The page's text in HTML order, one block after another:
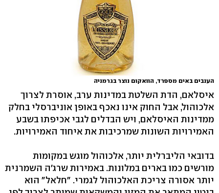
הענבים באים מספרד, הוואקום נוצר בגרמניה
איסלאם, הדת השלטת במדינות ערב, אוסרת לצרוך
אלכוהול, אבל החוק אינו נאכף באופן אוניברסלי בחלק
ממדינות האיסלאם, ויש הבדלים לגבי אכיפתו בשבע
האמירויות השונות שמרכיבות את איחוד האמירויות.
בדובאי הליברלית יותר, אלכוהול מוגש במקומות
מורשים כמו בארים במלונות. באמירות שרג'ה השמרנית
יותר אסורה צריכת האלכוהול לגמרי. "חלאל" הוא